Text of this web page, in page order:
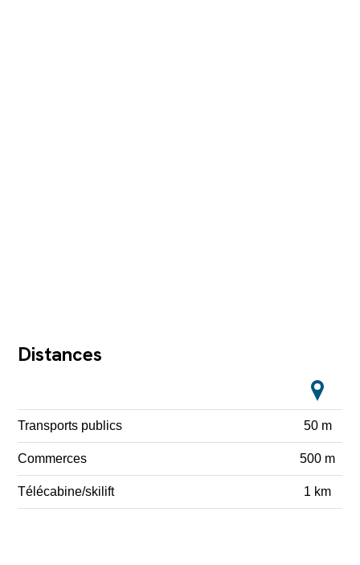
Distances
Transports publics 50 m
Commerces 500 m
Télécabine/skilift 1 km